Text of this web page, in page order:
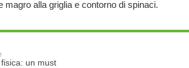
magro alla griglia e contorno di spinaci.
un must